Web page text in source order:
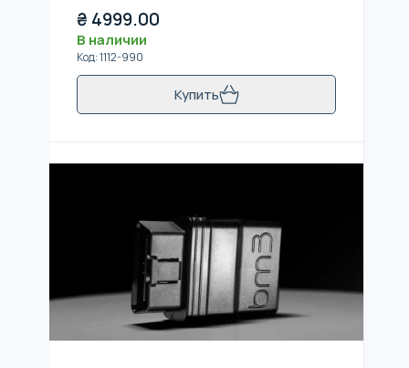
₴ 4999.00
В наличии
Код:1112-990
Купить